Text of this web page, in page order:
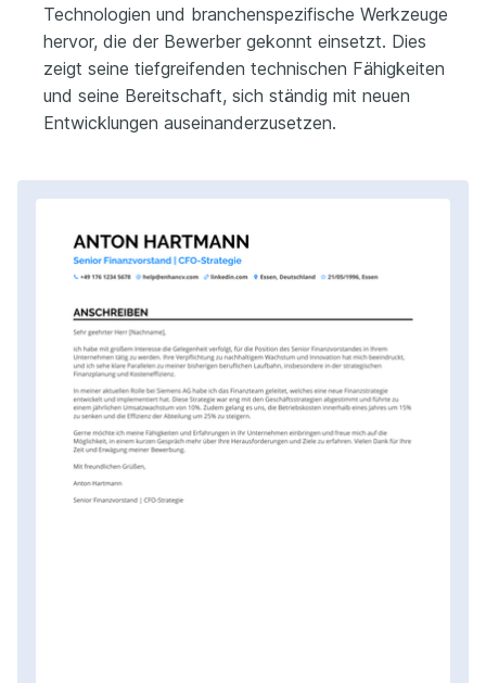
Technologien und branchenspezifische Werkzeuge
hervor, die der Bewerber gekonnt einsetzt. Dies
zeigt seine tiefgreifenden technischen Fähigkeiten
und seine Bereitschaft, sich ständig mit neuen
Entwicklungen auseinanderzusetzen.